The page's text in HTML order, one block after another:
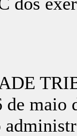
de maio